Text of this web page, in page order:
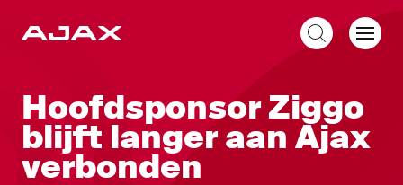
Hoofdsponsor Ziggo
blijft langer aan Ajax
verbonden